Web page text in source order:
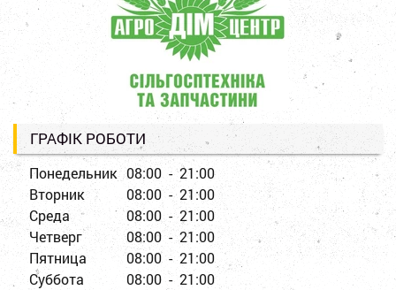
ГРАФІК РОБОТИ
Понедельник 08:00 - 21:00
Вторник
08:00 - 21:00
Среда
08:00 - 21:00
Четверг
08:00 - 21:00
Пятница
08:00 - 21:00
Суббота
08:00 - 21:00